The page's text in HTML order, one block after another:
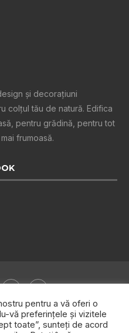
şi decoraţiuni
colţul tău de natură. Edifica
pentru grădină, pentru tot
frumoasă.
pentru a vă oferi o
vă preferințele și vizitele
toate”, sunteți de acord